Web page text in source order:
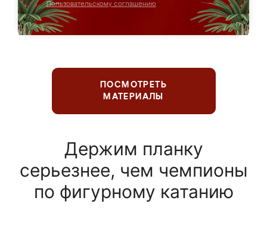
Пользовательскому соглашению
ПОСМОТРЕТЬ
МАТЕРИАЛЫ
Держим планку
серьезнее, чем чемпионы
по фигурному катанию